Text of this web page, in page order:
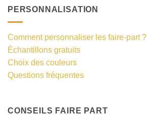
PERSONNALISATION
Comment personnaliser les faire-part ?
Échantillons gratuits
Choix des couleurs
Questions fréquentes
CONSEILS FAIRE PART